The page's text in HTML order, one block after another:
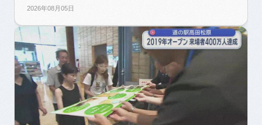
2026年08月05日